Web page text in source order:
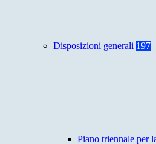
Disposizioni generali 197
Piano triennale per